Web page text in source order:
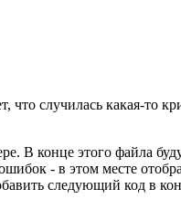
что случилась какая-то
В конце этого файла
- в этом месте
следующий код в